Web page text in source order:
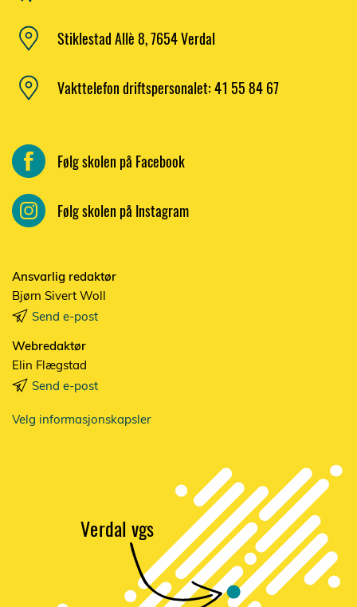
Stiklestad Allè 8, 7654 Verdal
Vakttelefon driftspersonalet: 41 55 84 67
Følg skolen på Facebook
Følg skolen på Instagram
Ansvarlig redaktør
Bjørn Sivert Woll
Send e-post
Webredaktør
Elin Flægstad
Send e-post
Velg informasjonskapsler
Verdal vgs